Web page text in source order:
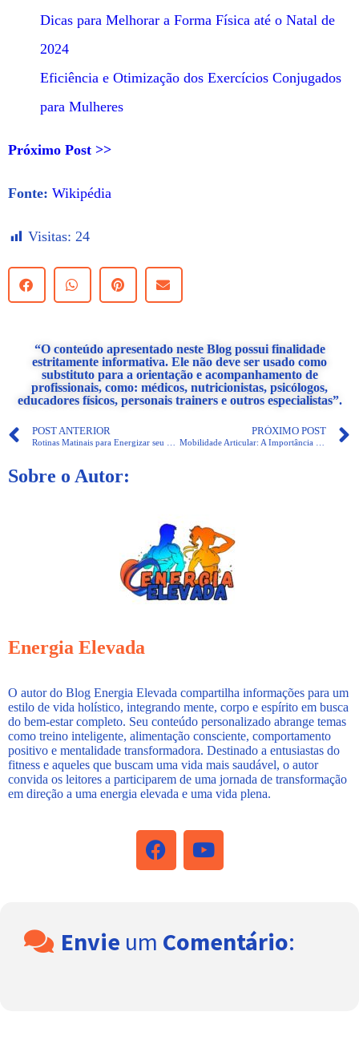
Dicas para Melhorar a Forma Física até o Natal de
2024
Eficiência e Otimização dos Exercícios Conjugados
para Mulheres
Próximo Post >>
Fonte: Wikipédia
Visitas: 24
“O conteúdo apresentado neste Blog possui finalidade
estritamente informativa. Ele não deve ser usado como
substituto para a orientação e acompanhamento de
profissionais, como: médicos, nutricionistas, psicólogos,
educadores físicos, personais trainers e outros especialistas”.
POST ANTERIOR PRÓXIMO POST
Sobre o Autor:
Energia Elevada
O autor do Blog Energia Elevada compartilha informações para um
estilo de vida holístico, integrando mente, corpo e espírito em busca
do bem-estar completo. Seu conteúdo personalizado abrange temas
como treino inteligente, alimentação consciente, comportamento
positivo e mentalidade transformadora. Destinado a entusiastas do
fitness e aqueles que buscam uma vida mais saudável, o autor
convida os leitores a participarem de uma jornada de transformação
em direção a uma energia elevada e uma vida plena.
Envie um Comentário: